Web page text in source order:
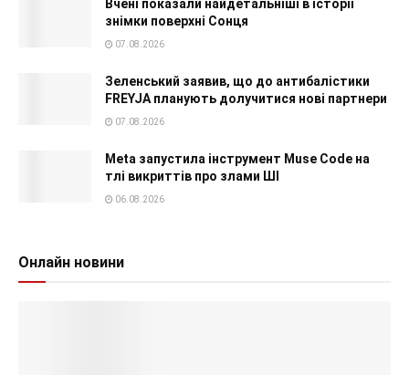
Вчені показали найдетальніші в історії
знімки поверхні Сонця
07.08.2026
Зеленський заявив, що до антибалістики
FREYJA планують долучитися нові партнери
07.08.2026
Meta запустила інструмент Muse Code на
тлі викриттів про злами ШІ
06.08.2026
Онлайн новини